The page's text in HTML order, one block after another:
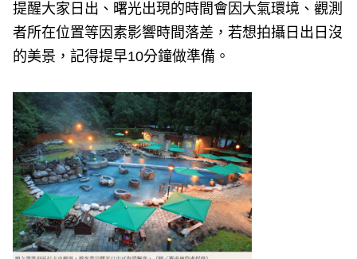
提醒大家日出、曙光出現的時間會因大氣環境、觀測
者所在位置等因素影響時間落差，若想拍攝日出日沒
的美景，記得提早10分鐘做準備。